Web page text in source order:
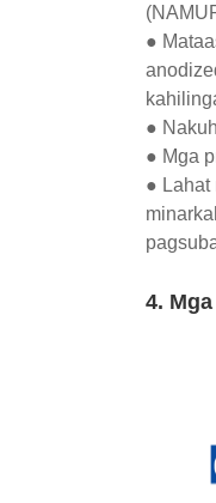
●
●
● Mga
● Lahat
4.